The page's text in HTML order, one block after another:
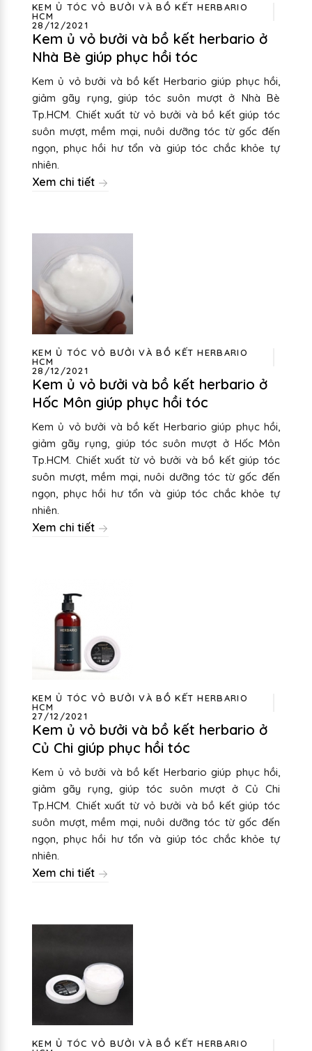
KEM Ủ TÓC VỎ BƯỞI VÀ BỒ KẾT HERBARIO
HCM
28/12/2021
Kem ủ vỏ bưởi và bồ kết herbario ở
Nhà Bè giúp phục hồi tóc
Kem ủ vỏ bưởi và bồ kết Herbario giúp phục hồi,
giảm gãy rụng, giúp tóc suôn mượt ở Nhà Bè
Tp.HCM. Chiết xuất từ vỏ bưởi và bồ kết giúp tóc
suôn mượt, mềm mại, nuôi dưỡng tóc từ gốc đến
ngọn, phục hồi hư tổn và giúp tóc chắc khỏe tự
nhiên.
Xem chi tiết
KEM Ủ TÓC VỎ BƯỞI VÀ BỒ KẾT HERBARIO
HCM
28/12/2021
Kem ủ vỏ bưởi và bồ kết herbario ở
Hốc Môn giúp phục hồi tóc
Kem ủ vỏ bưởi và bồ kết Herbario giúp phục hồi,
giảm gãy rụng, giúp tóc suôn mượt ở Hốc Môn
Tp.HCM. Chiết xuất từ vỏ bưởi và bồ kết giúp tóc
suôn mượt, mềm mại, nuôi dưỡng tóc từ gốc đến
ngọn, phục hồi hư tổn và giúp tóc chắc khỏe tự
nhiên.
Xem chi tiết
KEM Ủ TÓC VỎ BƯỞI VÀ BỒ KẾT HERBARIO
HCM
27/12/2021
Kem ủ vỏ bưởi và bồ kết herbario ở
Củ Chi giúp phục hồi tóc
Kem ủ vỏ bưởi và bồ kết Herbario giúp phục hồi,
giảm gãy rụng, giúp tóc suôn mượt ở Củ Chi
Tp.HCM. Chiết xuất từ vỏ bưởi và bồ kết giúp tóc
suôn mượt, mềm mại, nuôi dưỡng tóc từ gốc đến
ngọn, phục hồi hư tổn và giúp tóc chắc khỏe tự
nhiên.
Xem chi tiết
KEM Ủ TÓC VỎ BƯỞI VÀ BỒ KẾT HERBARIO